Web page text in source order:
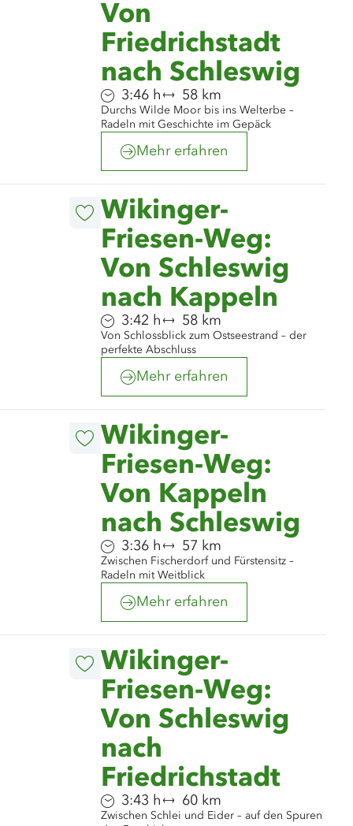
Von
Friedrichstadt
nach Schleswig
Dauer:
3:46 h Entfernung:
58 km
Durchs Wilde Moor bis ins Welterbe –
Radeln mit Geschichte im Gepäck
Mehr erfahren
Diesen
Artikel
merken
Wikinger-
Friesen-Weg:
Von Schleswig
nach Kappeln
Dauer:
3:42 h Entfernung:
58 km
Von Schlossblick zum Ostseestrand – der
perfekte Abschluss
Mehr erfahren
Diesen
Artikel
merken
Wikinger-
Friesen-Weg:
Von Kappeln
nach Schleswig
Dauer:
3:36 h Entfernung:
57 km
Zwischen Fischerdorf und Fürstensitz –
Radeln mit Weitblick
Mehr erfahren
Diesen
Artikel
merken
Wikinger-
Friesen-Weg:
Von Schleswig
nach
Friedrichstadt
Dauer:
3:43 h Entfernung:
60 km
Zwischen Schlei und Eider – auf den Spuren